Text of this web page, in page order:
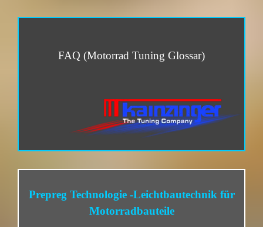
FAQ (Motorrad Tuning Glossar)
Prepreg Technologie -Leichtbautechnik für
Motorradbauteile